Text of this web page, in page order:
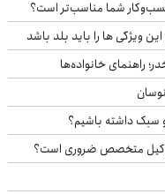
کسب‌وکار شما مناسب‌تر است؟
ویژگی ها را باید بلد باشد
داشته باشیم؟
وکیل متخصص ضروری است؟